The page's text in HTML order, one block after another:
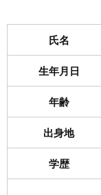
氏名
生年月日
年齢
出身地
学歴